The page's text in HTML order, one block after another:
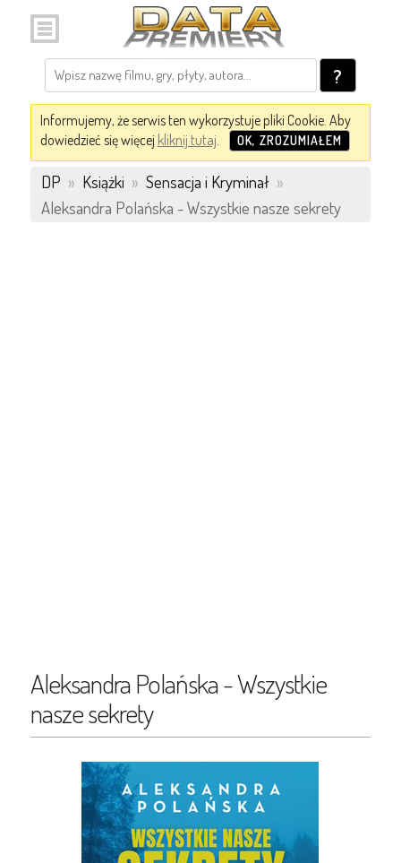
?
Informujemy, że serwis ten wykorzystuje pliki Cookie. Aby
dowiedzieć się więcej kliknij tutaj. OK, ZROZUMIAŁEM
DP » Książki » Sensacja i Kryminał »
Aleksandra Polańska - Wszystkie nasze sekrety
Aleksandra Polańska - Wszystkie
nasze sekrety